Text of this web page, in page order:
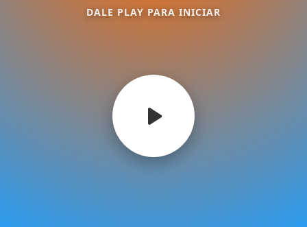
DALE PLAY PARA INICIAR